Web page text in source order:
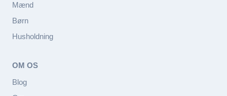
Mænd
Børn
Husholdning
OM OS
Blog